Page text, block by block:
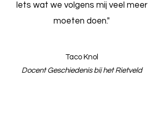
Iets wat we volgens mij veel meer
moeten doen."
Taco Knol
Docent Geschiedenis bij het Rietveld